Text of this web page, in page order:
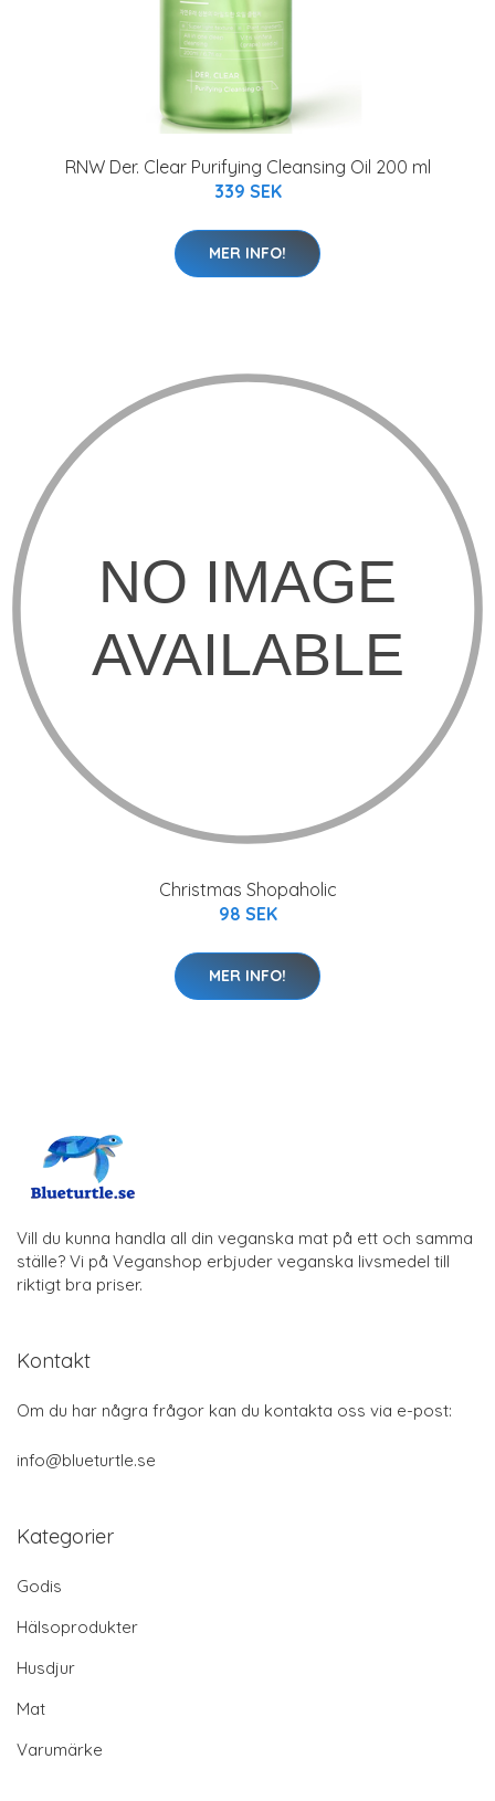
RNW Der. Clear Purifying Cleansing Oil 200 ml
339 SEK
MER INFO!
Christmas Shopaholic
98 SEK
MER INFO!
Vill du kunna handla all din veganska mat på ett och samma
ställe? Vi på Veganshop erbjuder veganska livsmedel till
riktigt bra priser.
Kontakt
Om du har några frågor kan du kontakta oss via e-post:
info@blueturtle.se
Kategorier
Godis
Hälsoprodukter
Husdjur
Mat
Varumärke